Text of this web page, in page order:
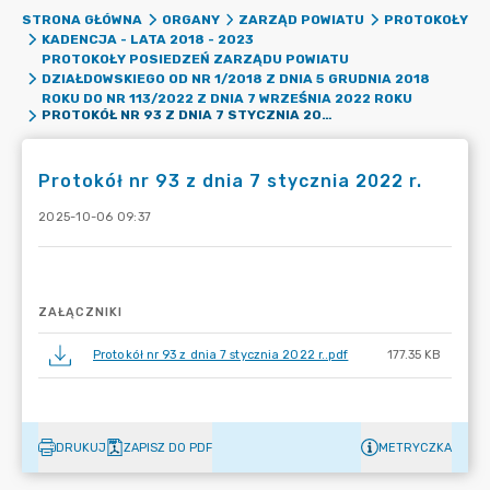
STRONA GŁÓWNA ORGANY ZARZĄD POWIATU
PROTOKOŁY
KADENCJA - LATA 2018 - 2023
PROTOKOŁY POSIEDZEŃ ZARZĄDU POWIATU
DZIAŁDOWSKIEGO OD NR 1/2018 Z DNIA 5 GRUDNIA 2018
ROKU DO NR 113/2022 Z DNIA 7 WRZEŚNIA 2022 ROKU
PROTOKÓŁ NR 93 Z DNIA 7 STYCZNIA 2022 R.
Protokół nr 93 z dnia 7 stycznia 2022 r.
2025-10-06 09:37
ZAŁĄCZNIKI
Protokół nr 93 z dnia 7 stycznia 2022 r..pdf 177.35 KB
DRUKUJ ZAPISZ DO PDF METRYCZKA